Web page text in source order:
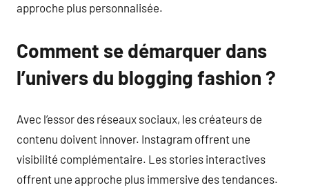
approche plus personnalisée.
Comment se démarquer dans
l’univers du blogging fashion ?
Avec l’essor des réseaux sociaux, les créateurs de
contenu doivent innover. Instagram offrent une
visibilité complémentaire. Les stories interactives
offrent une approche plus immersive des tendances.